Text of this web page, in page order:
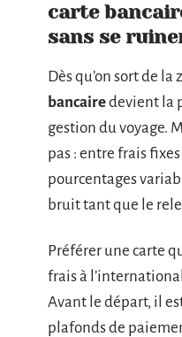
carte
sans se
Dès qu’on sort de la
bancairedevient la
gestion du voyage.
pas : entre frais
pourcentages
bruit tant que le
Préférer une carte
frais à
Avant le départ, il
plafonds de